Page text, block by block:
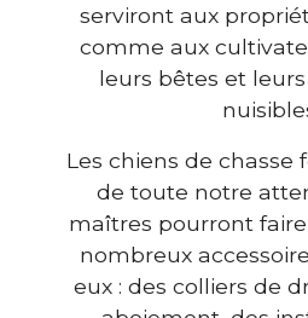
serviront aux
comme aux
leurs bêtes et
Les chiens de chasse
de toute notre
maîtres pourront faire
nombreux
eux : des colliers de